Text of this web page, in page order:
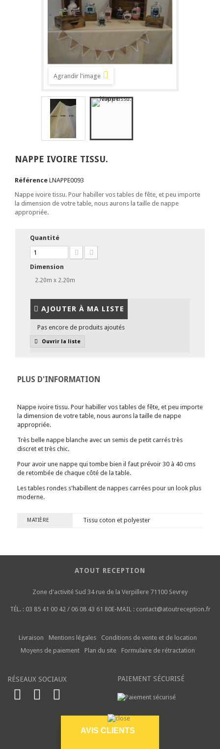
Agrandir l'image
NAPPE IVOIRE TISSU.
Référence LNAPPE0093
Nappe ivoire tissu. Pour habiller vos tables de fête, et peu importe
la dimension de votre table, nous aurons la taille de nappe
appropriée.
Quantité
Dimension
2.20m x 2.20m
AJOUTER À MA LISTE
Pas encore de produits ajoutés
Ouvrir la liste
PLUS D'INFORMATION
Nappe ivoire tissu. Pour habiller vos tables de fête, et peu importe
la dimension de votre table, nous aurons la taille de nappe
appropriée.
Très belle nappe blanche avec un semis de petit carrés très
discret et très chic.
Pour avoir une nappe qui tombe bien il faut prévoir 30 à 40 cms
de retombée de chaque côté de la table.
Les tables rondes s'habillent de nappes carrées pour un look plus
moderne.
MATIÈRE Tissu coton et polyester
ATOUT RECEPTION
Zone d'activité Sud 34 rue de la Verpillere 71100 Sevrey
TÉL. : 03 85 41 00 42 / 06 08 43 61 80E-MAIL : contact@atoutreception.fr
Livraison Mentions légales
Conditions de vente et de location
Moyens de paiement
Plan du site Formulaire de rétractation
RÉSEAUX SOCIAUX PAIEMENT SÉCURISÉ
AVIS CLIENTS